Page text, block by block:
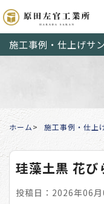
施工事例・仕上げサ
ホーム 施工事例・仕上
珪藻土黒 花び
投稿日：2026年06